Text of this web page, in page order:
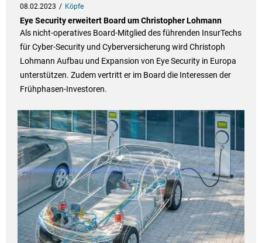
08.02.2023 Köpfe
Eye Security erweitert Board um Christopher Lohmann
Als nicht-operatives Board-Mitglied des führenden InsurTechs
für Cyber-Security und Cyberversicherung wird Christoph
Lohmann Aufbau und Expansion von Eye Security in Europa
unterstützen. Zudem vertritt er im Board die Interessen der
Frühphasen-Investoren.